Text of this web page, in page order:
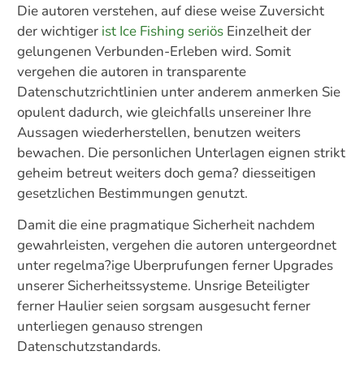
Die autoren verstehen, auf diese weise Zuversicht
der wichtiger ist Ice Fishing seriösEinzelheit der
gelungenen Verbunden-Erleben wird. Somit
vergehen die autoren in transparente
Datenschutzrichtlinien unter anderem anmerken Sie
opulent dadurch, wie gleichfalls unsereiner Ihre
Aussagen wiederherstellen, benutzen weiters
bewachen. Die personlichen Unterlagen eignen strikt
geheim betreut weiters doch gema? diesseitigen
gesetzlichen Bestimmungen genutzt.
Damit die eine pragmatique Sicherheit nachdem
gewahrleisten, vergehen die autoren untergeordnet
unter regelma?ige Uberprufungen ferner Upgrades
unserer Sicherheitssysteme. Unsrige Beteiligter
ferner Haulier seien sorgsam ausgesucht ferner
unterliegen genauso strengen
Datenschutzstandards.